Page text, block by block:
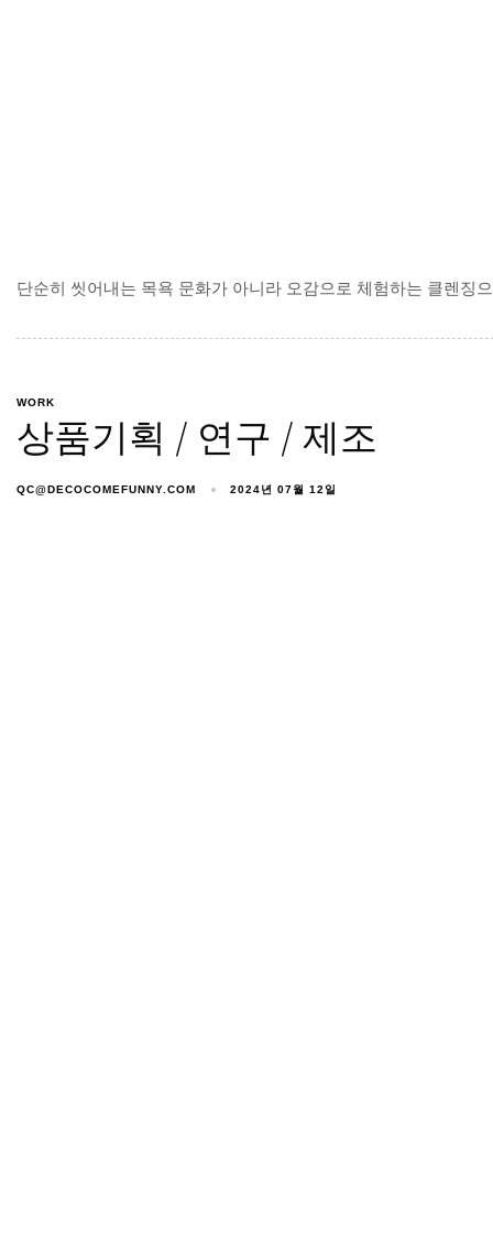
단순히 씻어내는 목욕 문화가 아니라 오감으로 체험하는 클렌징
WORK
상품기획 / 연구 / 제조
QC@DECOCOMEFUNNY.COM 2024년 07월 12일